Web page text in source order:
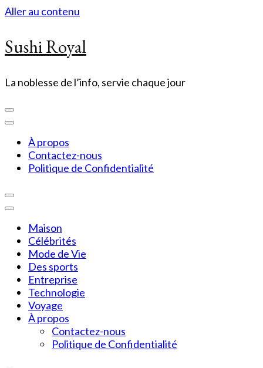
Aller au contenu
Sushi Royal
La noblesse de l’info, servie chaque jour
À propos
Contactez-nous
Politique de Confidentialité
Maison
Célébrités
Mode de Vie
Des sports
Entreprise
Technologie
Voyage
À propos
Contactez-nous
Politique de Confidentialité